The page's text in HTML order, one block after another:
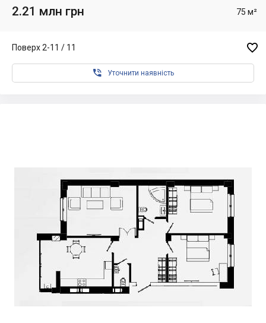
2.21 млн грн 75 м²
Поверх 2-11 / 11 
 Уточнити наявність